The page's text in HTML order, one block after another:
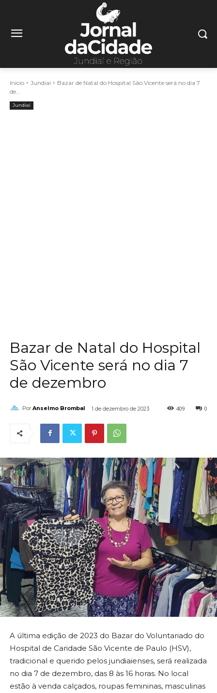
Início Jundiaí
Bazar de Natal do Hospital São Vicente será no dia 7
de...
Jundiaí
Bazar de Natal do Hospital
São Vicente será no dia 7
de dezembro
Por Anselmo Brombal 1 de dezembro de 2023 0
409
A última edição de 2023 do Bazar do Voluntariado do
Hospital de Caridade São Vicente de Paulo (HSV),
tradicional e querido pelos jundiaienses, será realizada
no dia 7 de dezembro, das 8 às 16 horas. No local
estão à venda calçados, roupas femininas, masculinas